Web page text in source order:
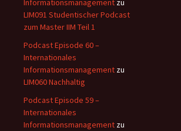
Informationsmanagement zu
LIM091 Studentischer Podcast
zum Master IIM Teil 1
Podcast Episode 60 –
Internationales
Informationsmanagement zu
LIM060 Nachhaltig
Podcast Episode 59 –
Internationales
Informationsmanagement zu